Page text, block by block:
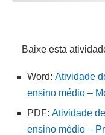
Baixe esta
Word: Atividade
ensino médio –
PDF: Atividade
ensino médio –